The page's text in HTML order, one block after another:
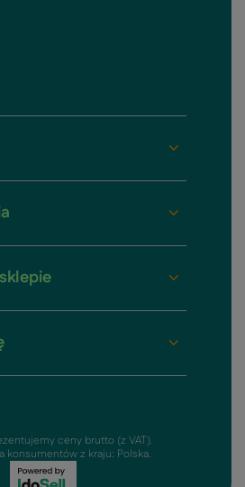
ceny brutto (z VAT).
konsumentów z kraju: Polska.